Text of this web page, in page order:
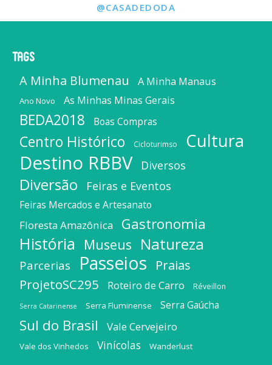
@CASADEDODA
Tags
A Minha Blumenau A Minha Manaus
Ano Novo As Minhas Minas Gerais
BEDA2018 Boas Compras
Centro Histórico Cicloturimso Cultura
Destino RBBV Diversos
Diversão Feiras e Eventos
Feiras Mercados e Artesanato
Floresta Amazônica Gastronomia
História Museus Natureza
Parcerias Passeios
Praias
ProjetoSC295
Roteiro de Carro Réveillon
Serra Catarinense Serra Fluminense Serra Gaúcha
Sul do Brasil Vale Cervejeiro
Vale dos Vinhedos Vinícolas Wanderlust